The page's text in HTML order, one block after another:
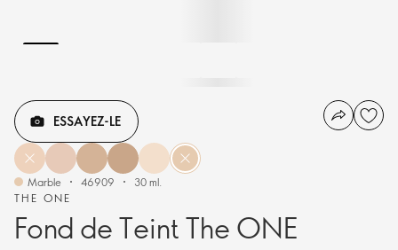
THE ONE
Fond de Teint The ONE
ESSAYEZ-LE
Marble 46909 30 ml.